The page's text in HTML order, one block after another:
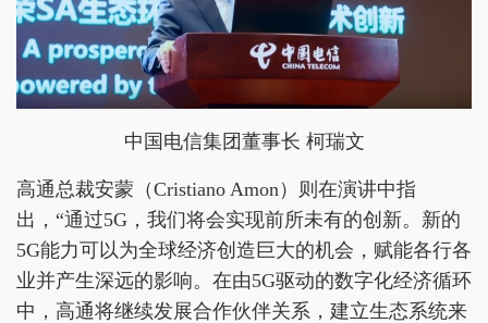
中国电信集团董事长 柯瑞文
高通总裁安蒙（Cristiano Amon）则在演讲中指
出，“通过5G，我们将会实现前所未有的创新。新的
5G能力可以为全球经济创造巨大的机会，赋能各行各
业并产生深远的影响。在由5G驱动的数字化经济循环
中，高通将继续发展合作伙伴关系，建立生态系统来